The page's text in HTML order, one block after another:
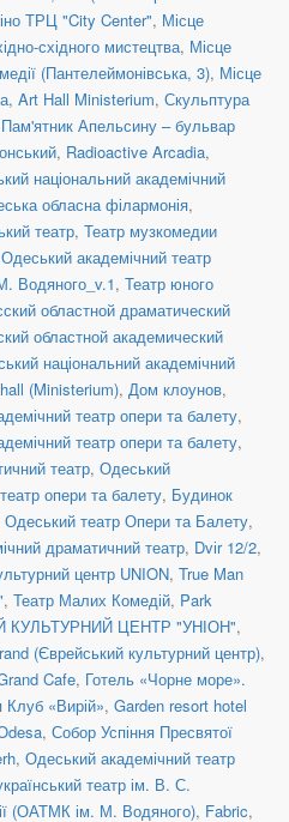
ТРЦ "City Center", Місце
східного мистецтва, Місце
(Пантелеймонівська, 3), Місце
, Art Hall Ministerium, Скульптура
Пам'ятник Апельсину – бульвар
, Radioactive Arcadia,
національний академічний
обласна філармонія,
театр, Театр музкомедии
Одеський академічний театр
Водяного_v.1, Театр юного
областной драматический
областной академический
національний академічний
(Ministerium), Дом клоунов,
театр опери та балету,
театр опери та балету,
театр, Одеський
опери та балету, Будинок
Одеський театр Опери та Балету,
драматичний театр, Dvіr 12/2,
центр UNION, True Man
, Театр Малих Комедій, Park
ЦЕНТР "УНІОН",
(Єврейський культурний центр),
Cafe, Готель «Чорне море».
Клуб «Вирій», Garden resort hotel
, Собор Успіння Пресвятої
, Одеський академічний театр
театр ім. В. С.
(ОАТМК ім. М. Водяного), Fabric,